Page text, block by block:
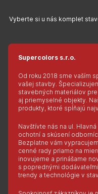
Vyberte si u nás komplet
Supercolors s.r.o.
Od roku 2018 sme vaším
vašej stavby.
stavebných materiálov
aj priemyselné objekty.
produkty, ktoré spĺňajú
Navštívte nás na ul.
ochotní a skúsení
Bezplatne vám
cenné rady priamo na
inovujeme a prinášame
s poprednými
trendy a technológie v